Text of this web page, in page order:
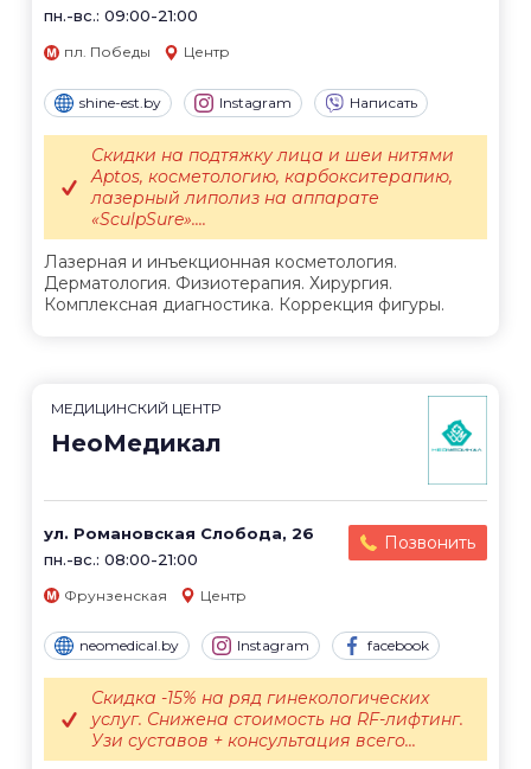
пн.-вс.: 09:00-21:00
пл. Победы Центр
shine-est.by Instagram Написать
Лазерная и инъекционная косметология.
Дерматология. Физиотерапия. Хирургия.
Комплексная диагностика. Коррекция фигуры.
Скидки на подтяжку лица и шеи нитями
Aptos, косметологию, карбокситерапию,
лазерный липолиз на аппарате
«SculpSure»....
МЕДИЦИНСКИЙ ЦЕНТР
НеоМедикал
ул. Романовская Слобода, 26
пн.-вс.: 08:00-21:00
Позвонить
Фрунзенская Центр
neomedical.by Instagram facebook
Скидка -15% на ряд гинекологических
услуг. Снижена стоимость на RF-лифтинг.
Узи суставов + консультация всего...